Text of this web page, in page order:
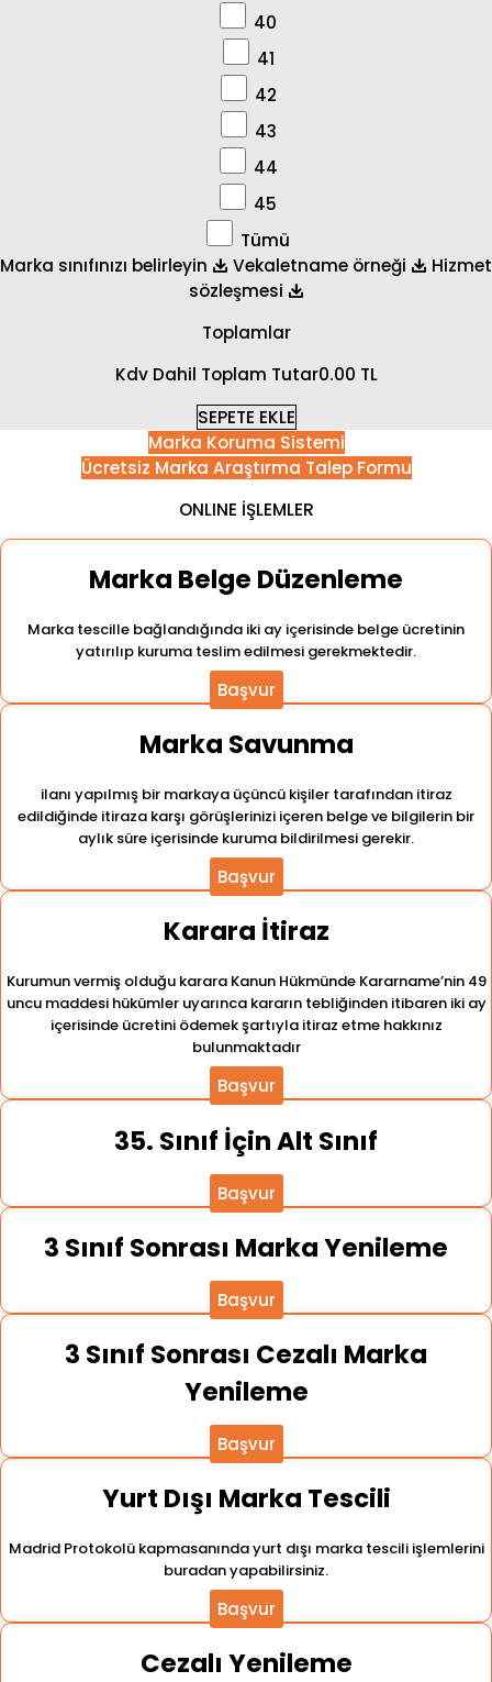
40
41
42
43
44
45
Tümü
Marka sınıfınızı belirleyin
Vekaletname örneği
Hizmet
sözleşmesi
Toplamlar
Kdv Dahil Toplam Tutar0.00 TL
SEPETE EKLE
Marka Koruma Sistemi
Ücretsiz Marka Araştırma Talep Formu
ONLINE İŞLEMLER
Marka Belge Düzenleme
Marka tescille bağlandığında iki ay içerisinde belge ücretinin
yatırılıp kuruma teslim edilmesi gerekmektedir.
Başvur
Marka Savunma
ilanı yapılmış bir markaya üçüncü kişiler tarafından itiraz
edildiğinde itiraza karşı görüşlerinizi içeren belge ve bilgilerin bir
aylık süre içerisinde kuruma bildirilmesi gerekir.
Başvur
Karara İtiraz
Kurumun vermiş olduğu karara Kanun Hükmünde Kararname’nin 49
uncu maddesi hükümler uyarınca kararın tebliğinden itibaren iki ay
içerisinde ücretini ödemek şartıyla itiraz etme hakkınız
bulunmaktadır
Başvur
35. Sınıf İçin Alt Sınıf
Başvur
3 Sınıf Sonrası Marka Yenileme
Başvur
3 Sınıf Sonrası Cezalı Marka
Yenileme
Başvur
Yurt Dışı Marka Tescili
Madrid Protokolü kapmasanında yurt dışı marka tescili işlemlerini
buradan yapabilirsiniz.
Başvur
Cezalı Yenileme